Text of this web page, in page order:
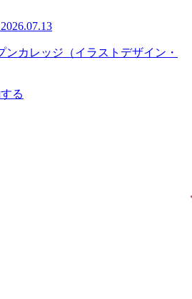
2026.07.13
ンカレッジ（イラストデザイン・
る